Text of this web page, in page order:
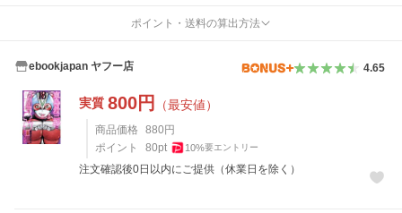
ポイント・送料の算出方法
ebookjapan ヤフー店 4.65
実質 800円 （最安値）
商品価格 880 円
ポイント
80pt 10%要エントリー
注文確認後0日以内にご提供（休業日を除く）